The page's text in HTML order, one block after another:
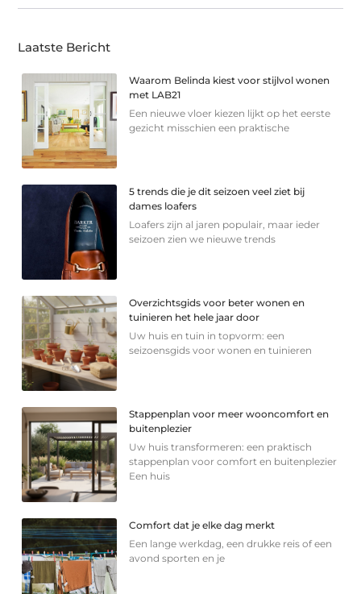
Laatste Bericht
Waarom Belinda kiest voor stijlvol wonen
met LAB21
Een nieuwe vloer kiezen lijkt op het eerste
gezicht misschien een praktische
5 trends die je dit seizoen veel ziet bij
dames loafers
Loafers zijn al jaren populair, maar ieder
seizoen zien we nieuwe trends
Overzichtsgids voor beter wonen en
tuinieren het hele jaar door
Uw huis en tuin in topvorm: een
seizoensgids voor wonen en tuinieren
Stappenplan voor meer wooncomfort en
buitenplezier
Uw huis transformeren: een praktisch
stappenplan voor comfort en buitenplezier
Een huis
Comfort dat je elke dag merkt
Een lange werkdag, een drukke reis of een
avond sporten en je